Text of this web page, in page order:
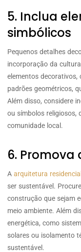
5. Inclua
simbólicos
Pequenos detalhes
incorporação da
elementos decorativos,
padrões geométricos,
Além disso, considere
ou símbolos religiosos,
comunidade local.
6.
A arquitetura residencial
ser sustentável.
construção que sejam
meio ambiente. Além
energética, como
solares ou isolamento
sustentável.